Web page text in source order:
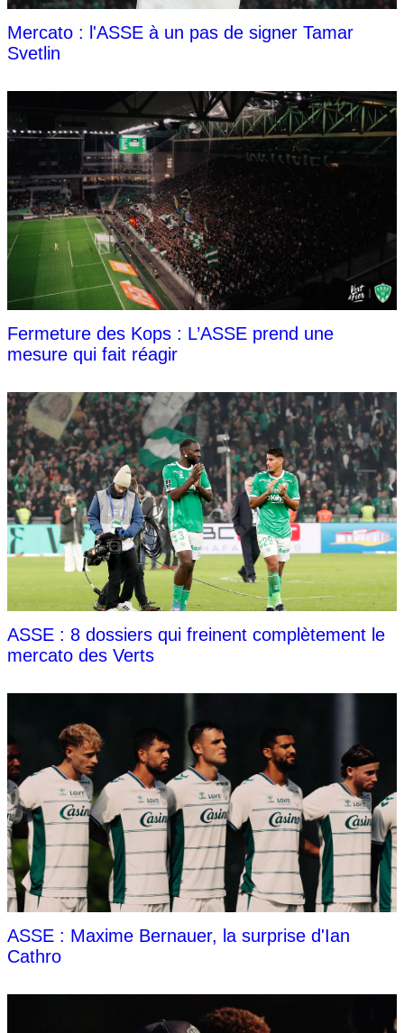
Mercato : l'ASSE à un pas de signer Tamar
Svetlin
Fermeture des Kops : L’ASSE prend une
mesure qui fait réagir
ASSE : 8 dossiers qui freinent complètement le
mercato des Verts
ASSE : Maxime Bernauer, la surprise d'Ian
Cathro